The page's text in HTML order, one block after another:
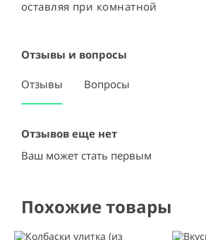
оставляя при комнатной
Отзывы и вопросы
Отзывы Вопросы
Отзывов еще нет
Ваш может стать первым
Похожие товары